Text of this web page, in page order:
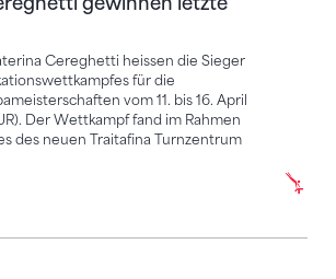
Cereghetti heissen die Sieger
für die
vom 11. bis 16. April
Der Wettkampf fand im Rahmen
des neuen Traitafina Turnzentrum